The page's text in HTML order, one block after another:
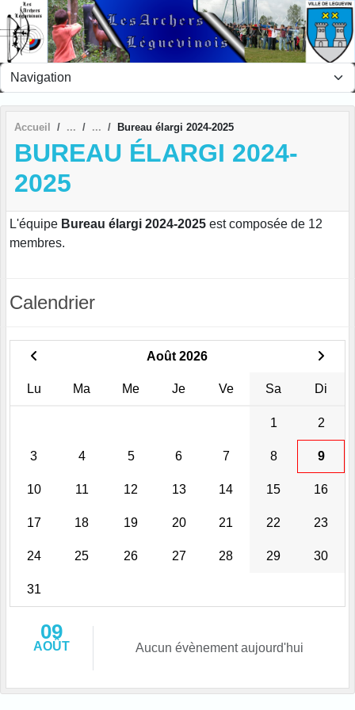
Accueil Bureau élargi 2024-2025
BUREAU ÉLARGI 2024-
2025
L'équipe Bureau élargi 2024-2025 est composée de 12
membres.
Calendrier
Août 2026
Lu Ma Me Je Ve Sa Di
1 2
3 4 5 6 7 8 9
10 11 12 13 14 15 16
17 18 19 20 21 22 23
24 25 26 27 28 29 30
31
09
AOÛT Aucun évènement aujourd'hui
Panneau de gestion des cookies